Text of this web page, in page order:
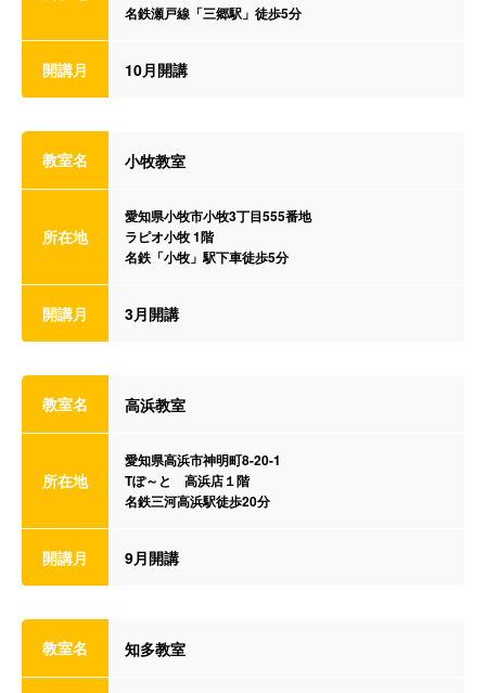
名鉄瀬戸線「三郷駅」徒歩5分
開講月 10月開講
教室名 小牧教室
所在地
愛知県小牧市小牧3丁目555番地
ラピオ小牧 1階
名鉄「小牧」駅下車徒歩5分
開講月 3月開講
教室名 高浜教室
所在地
愛知県高浜市神明町8-20-1
Tぽ～と 高浜店１階
名鉄三河高浜駅徒歩20分
開講月 9月開講
教室名 知多教室